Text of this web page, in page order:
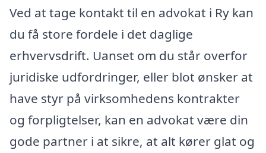
Ved at tage kontakt til en advokat i Ry kan
du få store fordele i det daglige
erhvervsdrift. Uanset om du står overfor
juridiske udfordringer, eller blot ønsker at
have styr på virksomhedens kontrakter
og forpligtelser, kan en advokat være din
gode partner i at sikre, at alt kører glat og